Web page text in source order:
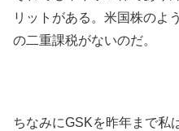
リットがある。米国株のよ
の二重課税がないのだ。
ちなみにGSKを昨年まで私